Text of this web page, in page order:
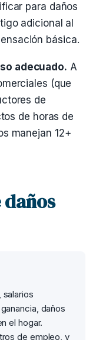
para daños
adicional al
básica.
adecuado. A
(que
de
de horas de
manejan 12+
daños
el hogar.
de empleo, y